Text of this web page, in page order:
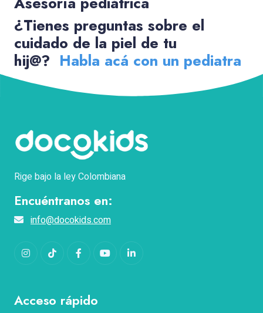
¿Tienes preguntas sobre el
cuidado de la piel de tu
hij@? Habla acá con un pediatra
Rige bajo la ley Colombiana
Encuéntranos en:
info@docokids.com
InstagramTikTok FacebookYouTubeLinkedIn
Acceso rápido